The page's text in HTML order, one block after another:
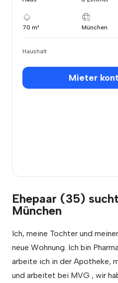
70 m² München
Haushalt
Mieter
Ehepaar (35)
München
Ich, meine Tochter und
neue Wohnung. Ich bin
arbeite ich in der Apotheke,
und arbeitet bei MVG , wir